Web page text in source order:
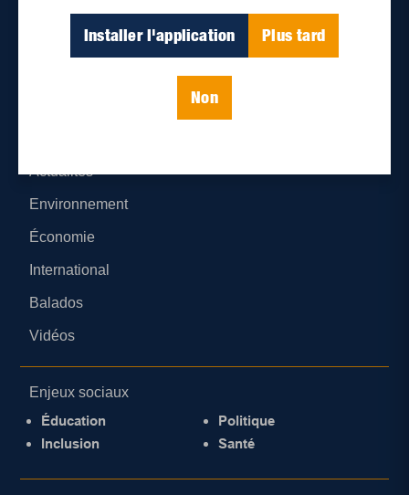
Installer l'application Plus tard
Non
Nous joindre
Parutions numériques
Actualités
Environnement
Économie
International
Balados
Vidéos
Enjeux sociaux
Éducation
Inclusion
Politique
Santé